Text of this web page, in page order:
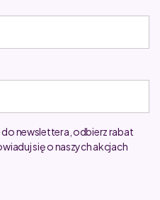
newslettera, odbierz rabat
się o naszych akcjach